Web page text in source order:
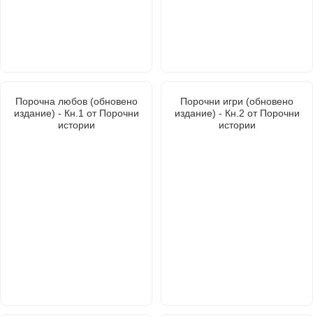
Порочна любов (обновено
издание) - Кн.1 от Порочни
истории
Порочни игри (обновено
издание) - Кн.2 от Порочни
истории